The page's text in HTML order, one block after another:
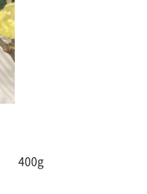
400g